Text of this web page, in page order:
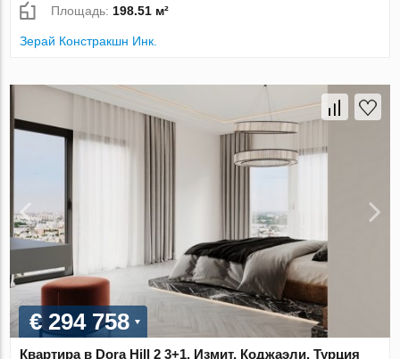
Площадь: 198.51 м²
Зерай Констракшн Инк.
€ 294 758
Квартира в Dora Hill 2 3+1, Измит, Коджаэли, Турция